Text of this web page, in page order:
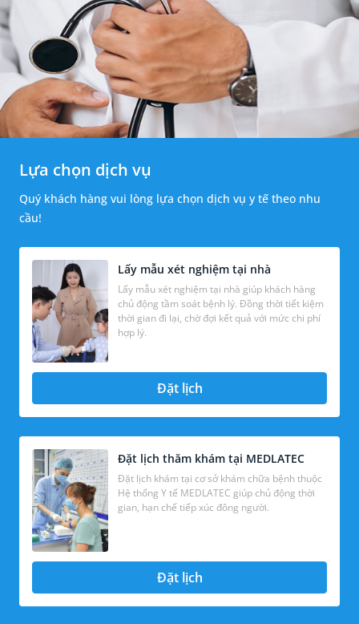
Lựa chọn dịch vụ
Quý khách hàng vui lòng lựa chọn dịch vụ y tế theo nhu
cầu!
Lấy mẫu xét nghiệm tại nhà
Lấy mẫu xét nghiệm tại nhà giúp khách hàng
chủ động tầm soát bệnh lý. Đồng thời tiết kiệm
thời gian đi lại, chờ đợi kết quả với mức chi phí
hợp lý.
Đặt lịch
Đặt lịch thăm khám tại MEDLATEC
Đặt lịch khám tại cơ sở khám chữa bệnh thuộc
Hệ thống Y tế MEDLATEC giúp chủ động thời
gian, hạn chế tiếp xúc đông người.
Đặt lịch